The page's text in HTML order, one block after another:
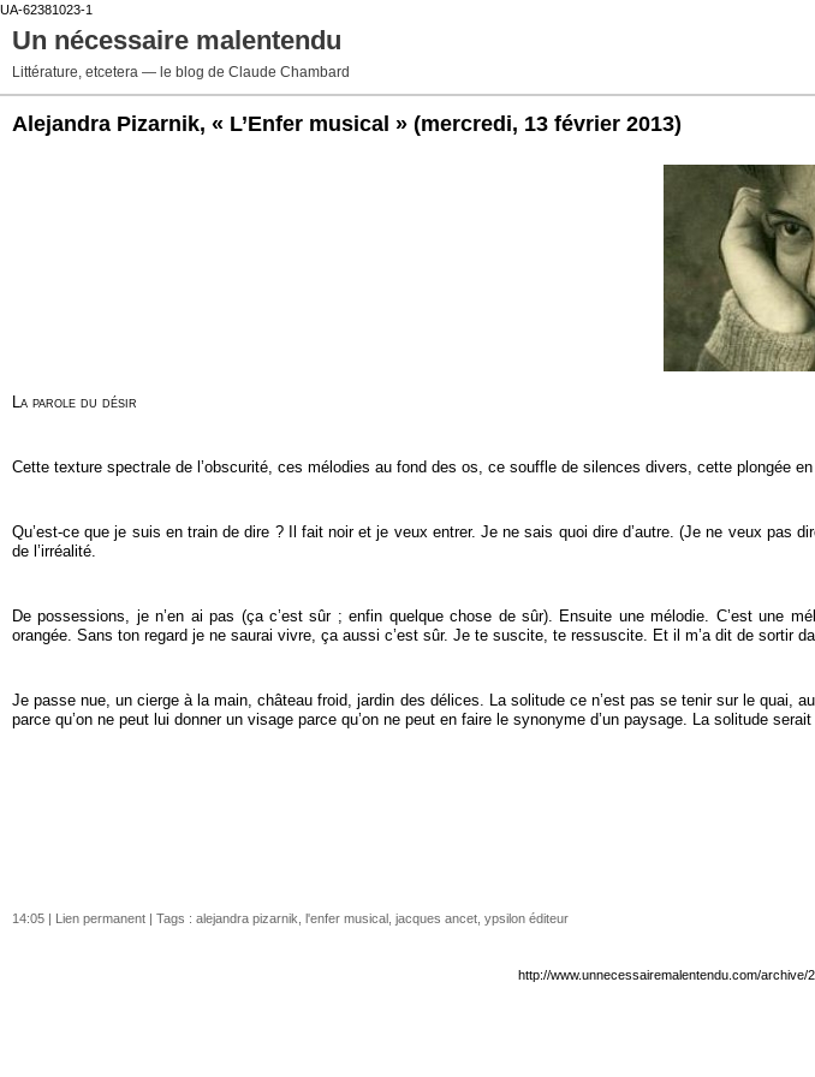
UA-62381023-1
Un nécessaire malentendu
Littérature, etcetera — le blog de Claude Chambard
Alejandra Pizarnik, « L’Enfer musical » (mercredi, 13 février 2013)
La parole du désir
Cette texture spectrale de l’obscurité, ces mélodies au fond des os, ce souffle de silences divers, cette plongée
Qu’est-ce que je suis en train de dire ? Il fait noir et je veux entrer. Je ne sais quoi dire d’autre. (Je ne veux
de l’irréalité.
De possessions, je n’en ai pas (ça c’est sûr ; enfin quelque chose de sûr). Ensuite une mélodie. C’est une
orangée. Sans ton regard je ne saurai vivre, ça aussi c’est sûr. Je te suscite, te ressuscite. Et il m’a dit de sortir
Je passe nue, un cierge à la main, château froid, jardin des délices. La solitude ce n’est pas se tenir sur le quai,
parce qu’on ne peut lui donner un visage parce qu’on ne peut en faire le synonyme d’un paysage. La solitude
14:05 | Lien permanent | Tags : alejandra pizarnik l'enfer musical jacques ancet ypsilon éditeur
http://www.unnecessairemalentendu.com/